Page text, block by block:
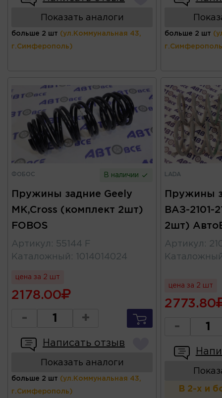
Показать аналоги
больше 2 шт (ул.Коммунальная 43,
г.Симферополь)
больше 2 шт
ФОБОС В наличии
Пружины задние Geely
MK,Cross (комплект 2шт)
FOBOS
Артикул : 55144 F
Каталожный : 1014014024
цена за 2 шт
2178.00
- +
Написать отзыв
Показать аналоги
больше 2 шт (ул.Коммунальная 43,
г.Симферополь)
LADA
Пружины
ВАЗ-2101-
2шт)
Артикул :
цена за 2 шт
2773.80
-
В 2-х и